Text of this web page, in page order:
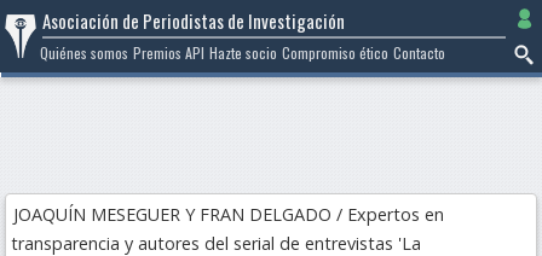
Ir
al
contenido
Asociación de Periodistas de Investigación
Quiénes somos Premios API Hazte socio Compromiso ético Contacto
JOAQUÍN MESEGUER Y FRAN DELGADO / Expertos en
transparencia y autores del serial de entrevistas 'La